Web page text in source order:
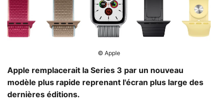
© Apple
Apple remplacerait la Series 3 par un nouveau
modèle plus rapide reprenant l'écran plus large des
dernières éditions.